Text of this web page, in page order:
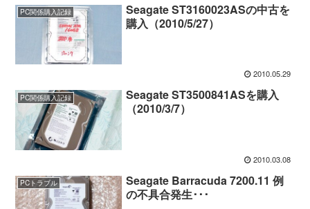
PC関係購入記録
Seagate ST3160023ASの中古を
購入（2010/5/27）
2010.05.29
PC関係購入記録
Seagate ST3500841ASを購入
（2010/3/7）
2010.03.08
PCトラブル
Seagate Barracuda 7200.11 例
の不具合発生･･･